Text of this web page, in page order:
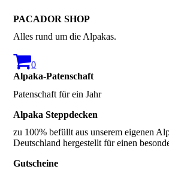
PACADOR SHOP
Alles rund um die Alpakas.
0
Alpaka-Patenschaft
Patenschaft für ein Jahr
Alpaka Steppdecken
zu 100% befüllt aus unserem eigenen
Deutschland hergestellt für einen
Gutscheine